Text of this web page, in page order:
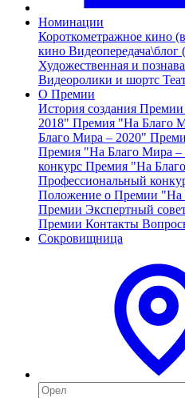
Номинации
Короткометражное кино
кино Видеопередача\блог
Художественная и
Видеоролики и шортс
О Премии
История создания Премии
2018" Премия "На Благо
Благо Мира – 2020"
Премия "На Благо Мира –
конкурс Премия "На
Профессиональный
Положение о Премии "На
Премии Экспертный
Премии Контакты
Сокровищница